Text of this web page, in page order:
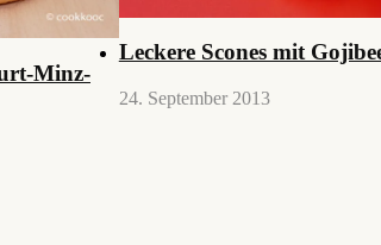
Minz-
Leckere Scones mit
24. September 2013